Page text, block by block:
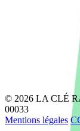
© 2026 LA CLÉ
00033
Mentions légales